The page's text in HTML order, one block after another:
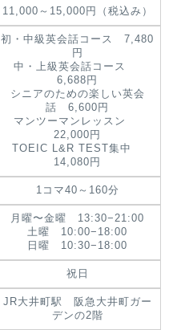
11,000～15,000円（税込み）
初・中級英会話コース 7,480
円
中・上級英会話コース
6,688円
シニアのための楽しい英会
話 6,600円
マンツーマンレッスン
22,000円
TOEIC L&R TEST集中
14,080円
1コマ40～160分
月曜〜金曜 13:30−21:00
土曜 10:00−18:00
日曜 10:30−18:00
祝日
JR大井町駅 阪急大井町ガー
デンの2階